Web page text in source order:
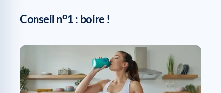
Conseil no1 : boire !